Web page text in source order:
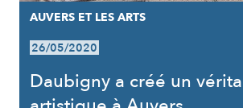
AUVERS ET LES ARTS
26/05/2020
Daubigny a créé un